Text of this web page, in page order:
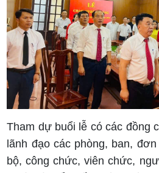
Tham dự buổi lễ có các đồng
lãnh đạo các phòng, ban,
bộ, công chức, viên chức,